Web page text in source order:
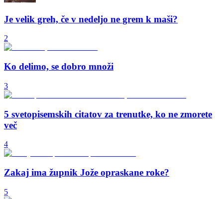
Je velik greh, če v nedeljo ne grem k maši?
2
Ko delimo, se dobro množi
3
5 svetopisemskih citatov za trenutke, ko ne zmorete
več
4
Zakaj ima župnik Jože opraskane roke?
5